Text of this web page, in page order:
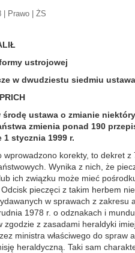
| Prawo | ŻS
ustrojowej
w dwudziestu siedmiu
środę ustawa o zmianie
zmienia ponad 190
1 stycznia 1999 r.
wprowadzono korekty, to dekret
Wynika z nich, że
ich związku może mieć
pieczęci z takim herbem
w sprawach z
1978 r. o odznakach i
zgodzie z zasadami heraldyki
ministra właściwego do spraw
heraldyczną. Taki sam